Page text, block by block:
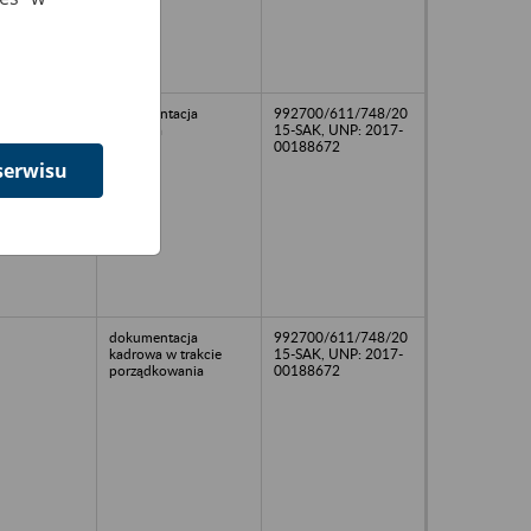
dokumentacja
992700/611/748/20
15-SAK, UNP: 2017-
00188672
dokumentacja
kadrowa w trakcie
porządkowania
992700/611/748/20
15-SAK, UNP: 2017-
00188672